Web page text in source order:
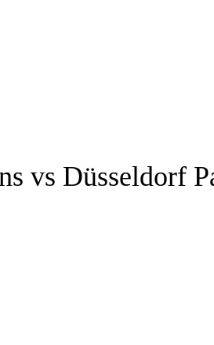
vs Düsseldorf